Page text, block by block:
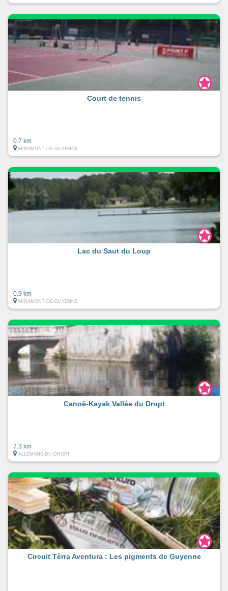
Court de tennis
0.7 km
MIRAMONT-DE-GUYENNE
Lac du Saut du Loup
0.9 km
MIRAMONT-DE-GUYENNE
Canoë-Kayak Vallée du Dropt
7.3 km
ALLEMANS-DU-DROPT
Circuit Tèrra Aventura : Les pigments de Guyenne